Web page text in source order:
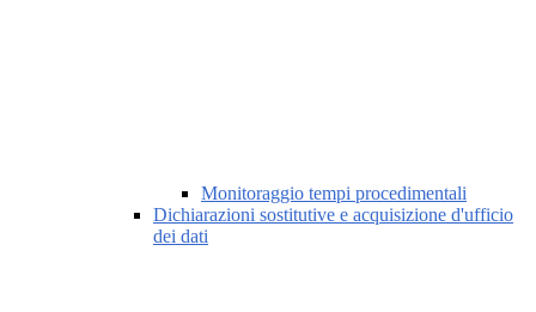
Monitoraggio tempi procedimentali
Dichiarazioni sostitutive e acquisizione d'ufficio
dei dati